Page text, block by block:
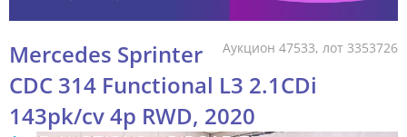
Аукцион 47533, лот 3353726
Mercedes Sprinter
CDC 314 Functional L3 2.1CDi
143pk/cv 4p RWD, 2020